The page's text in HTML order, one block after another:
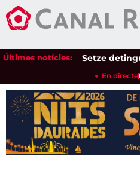
Últimes notícies:Setze detinguts
En directe